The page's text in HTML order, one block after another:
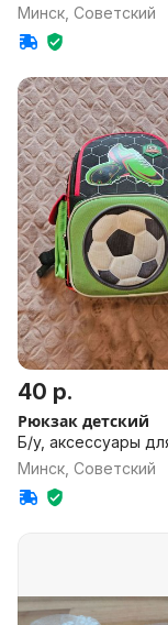
Минск, Советский
40 р.
Рюкзак детский
Б/у, аксессуары
Минск, Советский